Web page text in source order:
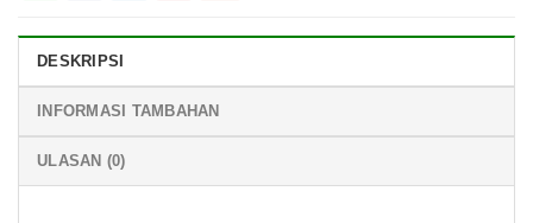
DESKRIPSI
INFORMASI TAMBAHAN
ULASAN (0)